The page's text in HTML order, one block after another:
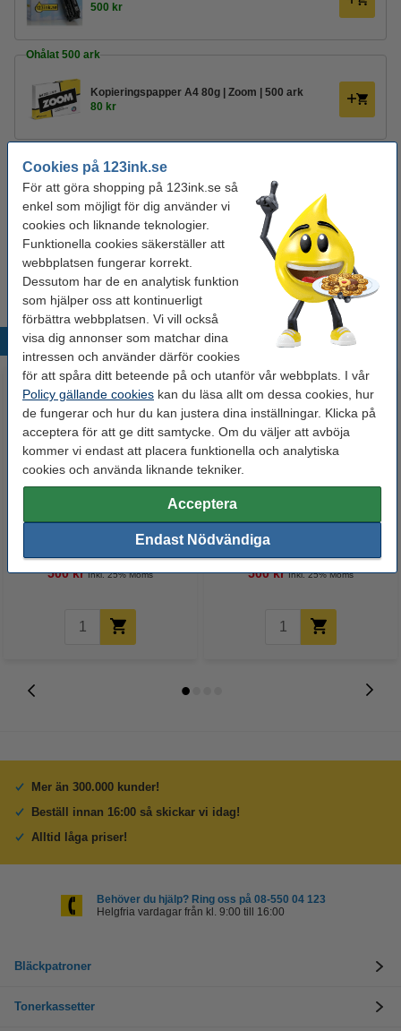
Cookies på 123ink.se
För att göra shopping på 123ink.se så
enkel som möjligt för dig använder vi
cookies och liknande teknologier.
Funktionella cookies säkerställer att
webbplatsen fungerar korrekt.
Dessutom har de en analytisk funktion
som hjälper oss att kontinuerligt
förbättra webbplatsen. Vi vill också
visa dig annonser som matchar dina
intressen och använder därför cookies
för att spåra ditt beteende på och utanför vår webbplats. I vår
Policy gällande cookies kan du läsa allt om dessa cookies, hur
de fungerar och hur du kan justera dina inställningar. Klicka på
acceptera för att ge ditt samtycke. Om du väljer att avböja
kommer vi endast att placera funktionella och analytiska
cookies och använda liknande tekniker.
Acceptera
Endast Nödvändiga
500 kr
Ohålat 500 ark
Kopieringspapper A4 80g | Zoom | 500 ark
80 kr
Kopieringspapper A4 80g HÅLAT | Zoom | 500
ark
85 kr
Vi råder er att beställa denna produkt istället för originalprodukten!
Populära produkter
500 kr Inkl. 25% Moms 500 kr Inkl. 25% Moms
Mer än 300.000 kunder!
Beställ innan 16:00 så skickar vi idag!
Alltid låga priser!
Behöver du hjälp? Ring oss på 08-550 04 123
Helgfria vardagar från kl. 9:00 till 16:00
Bläckpatroner
Tonerkassetter